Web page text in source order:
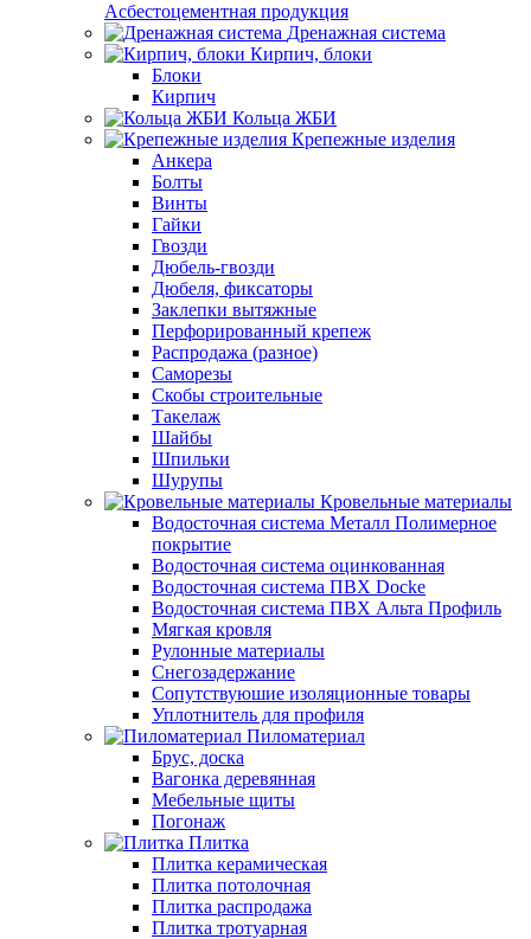
Асбестоцементная продукция
Дренажная система
Кирпич, блоки
Блоки
Кирпич
Кольца ЖБИ
Крепежные изделия
Анкера
Болты
Винты
Гайки
Гвозди
Дюбель-гвозди
Дюбеля, фиксаторы
Заклепки вытяжные
Перфорированный крепеж
Распродажа (разное)
Саморезы
Скобы строительные
Такелаж
Шайбы
Шпильки
Шурупы
Кровельные материалы
Водосточная система Металл Полимерное
покрытие
Водосточная система оцинкованная
Водосточная система ПВХ Docke
Водосточная система ПВХ Альта Профиль
Мягкая кровля
Рулонные материалы
Снегозадержание
Сопутствуюшие изоляционные товары
Уплотнитель для профиля
Пиломатериал
Брус, доска
Вагонка деревянная
Мебельные щиты
Погонаж
Плитка
Плитка керамическая
Плитка потолочная
Плитка распродажа
Плитка тротуарная